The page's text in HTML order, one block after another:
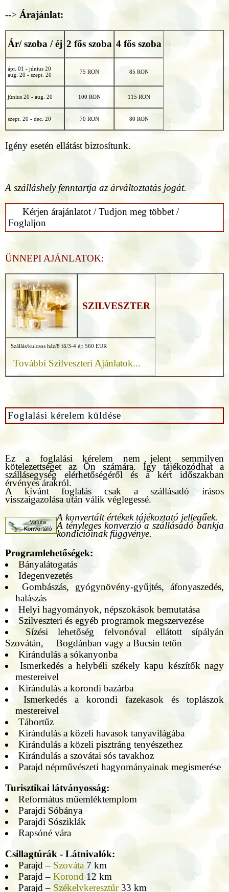
--> Árajánlat:
Ár/ szoba / éj 2 fős szoba 4 fős szoba
ápr. 01 - június 20
aug. 20 - szept. 20
75 RON 85 RON
június 20 - aug. 20 100 RON 115 RON
szept. 20 - dec. 20 70 RON 80 RON
Igény esetén ellátást biztosítunk.
A szálláshely fenntartja az árváltoztatás jogát.
Kérjen árajánlatot / Tudjon meg többet /
Foglaljon
ÜNNEPI AJÁNLATOK:
SZILVESZTER
Szállás/kulcsos ház/8 fő/3-4 éj: 560 EUR
További Szilveszteri Ajánlatok...
Foglalási kérelem küldése
Ez a foglalási kérelem nem jelent semmilyen
kötelezettséget az Ön számára. Így tájékozódhat a
szállásegység elérhetőségéről és a kért időszakban
érvényes árakról.
A kívánt foglalás csak a szállásadó írásos
visszaigazolása után válik véglegessé.
A konvertált értékek tájékoztató jellegűek.
A tényleges konverzió a szállásadó bankja
kondícióinak függvénye.
Programlehetőségek:
Bányalátogatás
Idegenvezetés
Gombászás, gyógynövény-gyűjtés, áfonyaszedés,
halászás
Helyi hagyományok, népszokások bemutatása
Szilveszteri és egyéb programok megszervezése
Sízési lehetőség felvonóval ellátott sípályán
Szovátán, Bogdánban vagy a Bucsin tetőn
Kirándulás a sókanyonba
Ismerkedés a helybéli székely kapu készítők nagy
mestereivel
Kirándulás a korondi bazárba
Ismerkedés a korondi fazekasok és toplászok
mestereivel
Tábortűz
Kirándulás a közeli havasok tanyavilágába
Kirándulás a közeli pisztráng tenyészethez
Kirándulás a szovátai sós tavakhoz
Parajd népművészeti hagyományainak megismerése
Turisztikai látványosság:
Református műemléktemplom
Parajdi Sóbánya
Parajdi Sósziklák
Rapsóné vára
Csillagtúrák - Látnivalók:
Parajd – Szováta7 km
Parajd – Korond 12 km
Parajd – Székelykeresztúr33 km